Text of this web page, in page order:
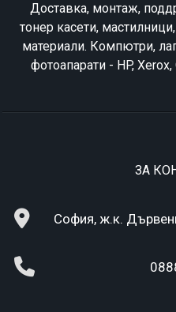
Доставка, монтаж,
тонер касети,
материали. Компютри,
фотоапарати - HP,
ЗА
София, ж.к.